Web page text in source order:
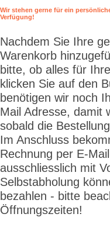
Wir stehen gerne für ein
Verfügung!
Nachdem Sie Ihre
Warenkorb
bitte, ob alles für
klicken Sie auf den
benötigen wir noch
Mail Adresse, damit
sobald die
Im Anschluss
Rechnung per E-
ausschliesslich mit
Selbstabholung
bezahlen - bitte
Öffnungszeiten!